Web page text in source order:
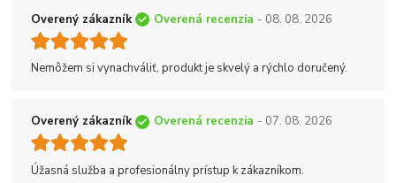
Overený zákazník Overená recenzia - 08. 08. 2026
Nemôžem si vynachváliť, produkt je skvelý a rýchlo doručený.
Overený zákazník Overená recenzia - 07. 08. 2026
Úžasná služba a profesionálny prístup k zákazníkom.